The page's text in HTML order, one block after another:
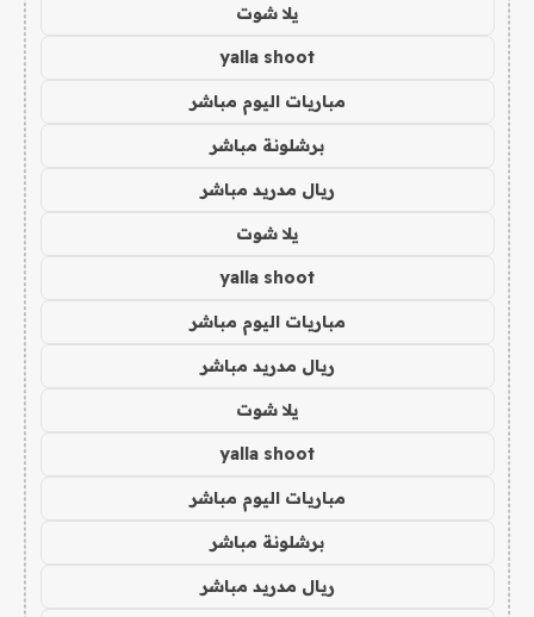
يلا شوت
yalla shoot
مباريات اليوم مباشر
برشلونة مباشر
ريال مدريد مباشر
يلا شوت
yalla shoot
مباريات اليوم مباشر
ريال مدريد مباشر
يلا شوت
yalla shoot
مباريات اليوم مباشر
برشلونة مباشر
ريال مدريد مباشر